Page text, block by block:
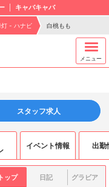
キャバキャバ
灯 - ハナビ 白桃もも
メニュー
スタッフ求人
イベント情報 出勤
トップ 日記 グラビア